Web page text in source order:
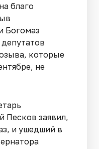
благо
Богомаз
которые
не
Песков заявил,
и ушедший в